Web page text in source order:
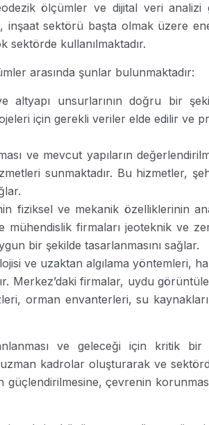
ölçümler ve dijital veri analizi
inşaat sektörü başta olmak üzere
sektörde kullanılmaktadır.
arasında şunlar bulunmaktadır:
altyapı unsurlarının doğru bir
için gerekli veriler elde edilir ve
ve mevcut yapıların
sunmaktadır. Bu hizmetler,
fiziksel ve mekanik özelliklerinin
mühendislik firmaları jeoteknik ve
bir şekilde tasarlanmasını sağlar.
ve uzaktan algılama yöntemleri,
Merkez’daki firmalar, uydu
orman envanterleri, su
ve geleceği için kritik bir
kadrolar oluşturarak ve
güçlendirilmesine, çevrenin